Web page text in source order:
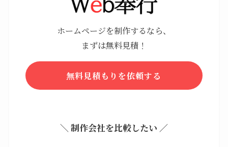
ホームページを制作するなら、
まずは無料見積！
無料見積もりを依頼する
＼ 制作会社を比較したい ／